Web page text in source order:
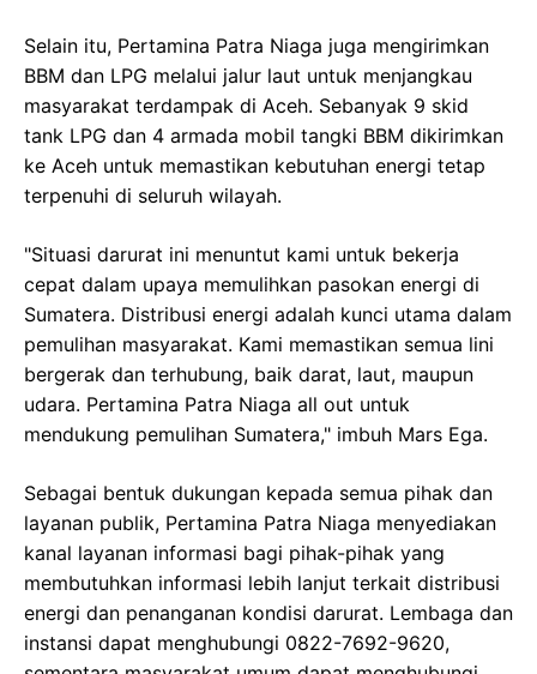
Selain itu, Pertamina Patra Niaga juga mengirimkan
BBM dan LPG melalui jalur laut untuk menjangkau
masyarakat terdampak di Aceh. Sebanyak 9 skid
tank LPG dan 4 armada mobil tangki BBM dikirimkan
ke Aceh untuk memastikan kebutuhan energi tetap
terpenuhi di seluruh wilayah.
"Situasi darurat ini menuntut kami untuk bekerja
cepat dalam upaya memulihkan pasokan energi di
Sumatera. Distribusi energi adalah kunci utama dalam
pemulihan masyarakat. Kami memastikan semua lini
bergerak dan terhubung, baik darat, laut, maupun
udara. Pertamina Patra Niaga all out untuk
mendukung pemulihan Sumatera," imbuh Mars Ega.
Sebagai bentuk dukungan kepada semua pihak dan
layanan publik, Pertamina Patra Niaga menyediakan
kanal layanan informasi bagi pihak-pihak yang
membutuhkan informasi lebih lanjut terkait distribusi
energi dan penanganan kondisi darurat. Lembaga dan
instansi dapat menghubungi 0822-7692-9620,